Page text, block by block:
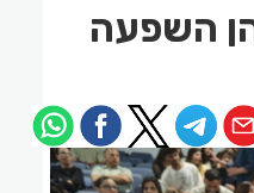
השפעה